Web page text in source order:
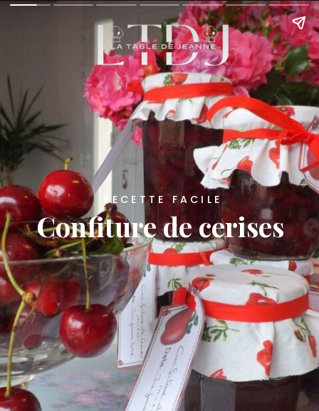
RECETTE FACILE
Confiture de cerises